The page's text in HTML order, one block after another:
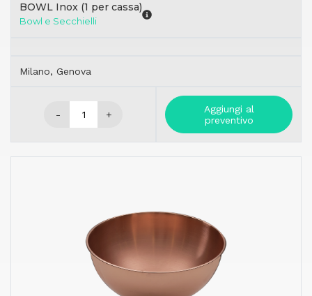
BOWL Inox (1 per cassa)
Bowl e Secchielli
Milano, Genova
- +
Aggiungi al
preventivo